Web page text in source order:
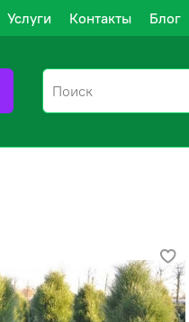
Услуги Контакты Блог